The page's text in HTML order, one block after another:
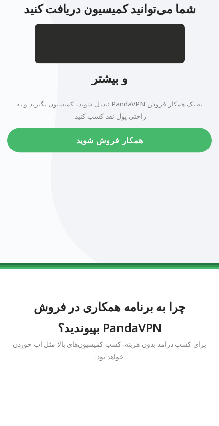
شما می‌توانید کمیسیون دریافت کنید
012345678901234567890123456789.01234567890123456789 و بیشتر
به یک همکار فروش PandaVPN تبدیل شوید، کمیسیون بگیرید و به
راحتی پول نقد کسب کنید.
همکار فروش شوید
چرا به برنامه همکاری در فروش
PandaVPN بپیوندید؟
برای کسب درآمد بدون هزینه. کسب کمیسیون‌های بالا مثل آب خوردن
خواهد بود.